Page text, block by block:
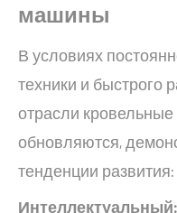
машины
В условиях
техники и быстрого
отрасли
обновляются,
тенденции развития:
Интеллектуальный: